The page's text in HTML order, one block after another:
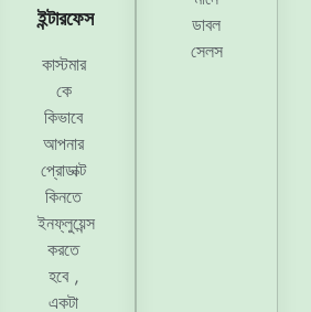
ইন্টারফেস
কাস্টমার
কে
কিভাবে
আপনার
প্রোডাক্ট
কিনতে
ইনফ্লুয়েন্স
করতে
হবে ,
একটা
ডাবল
সেলস